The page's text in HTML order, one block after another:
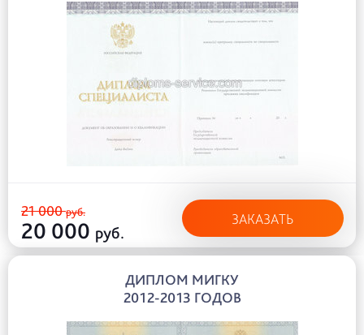
21 000руб.
20 000 руб.
ЗАКАЗАТЬ
ДИПЛОМ МИГКУ
2012-2013 ГОДОВ